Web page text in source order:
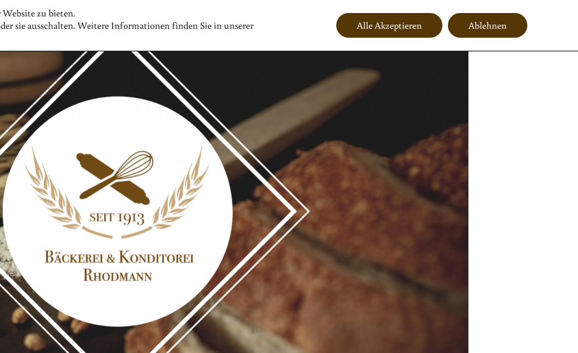
zu bieten.
sie ausschalten. Weitere Informationen finden Sie in unserer
Alle Akzeptieren Ablehnen